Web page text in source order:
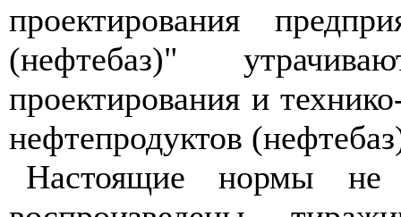
проектирования
(нефтебаз)"
проектирования и
нефтепродуктов
Настоящие нормы не